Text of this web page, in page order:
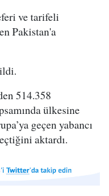
ve tarifeli
Pakistan'a
514.358
ülkesine
geçen yabancı
aktardı.